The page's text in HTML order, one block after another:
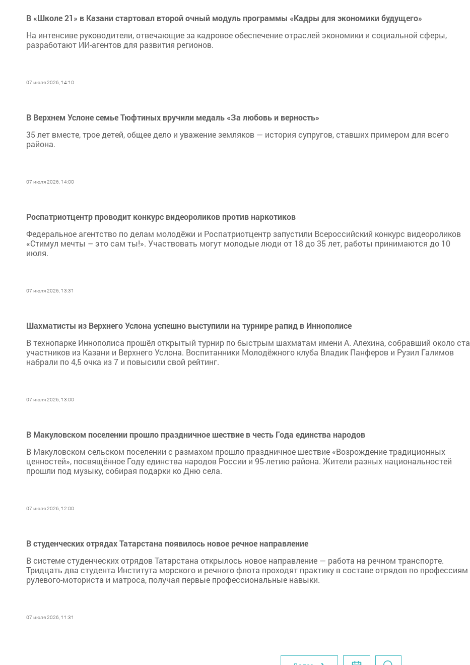
В «Школе 21» в Казани стартовал второй очный модуль программы «Кадры для экономики будущего»
На интенсиве руководители, отвечающие за кадровое обеспечение отраслей экономики и социальной сферы,
разработают ИИ-агентов для развития регионов.
07 июля 2026, 14:10
В Верхнем Услоне семье Тюфтиных вручили медаль «За любовь и верность»
35 лет вместе, трое детей, общее дело и уважение земляков — история супругов, ставших примером для всего
района.
07 июля 2026, 14:00
Роспатриотцентр проводит конкурс видеороликов против наркотиков
Федеральное агентство по делам молодёжи и Роспатриотцентр запустили Всероссийский конкурс видеороликов
«Стимул мечты – это сам ты!». Участвовать могут молодые люди от 18 до 35 лет, работы принимаются до 10
июля.
07 июля 2026, 13:31
Шахматисты из Верхнего Услона успешно выступили на турнире рапид в Иннополисе
В технопарке Иннополиса прошёл открытый турнир по быстрым шахматам имени А. Алехина, собравший около ста
участников из Казани и Верхнего Услона. Воспитанники Молодёжного клуба Владик Панферов и Рузил Галимов
набрали по 4,5 очка из 7 и повысили свой рейтинг.
07 июля 2026, 13:00
В Макуловском поселении прошло праздничное шествие в честь Года единства народов
В Макуловском сельском поселении с размахом прошло праздничное шествие «Возрождение традиционных
ценностей», посвящённое Году единства народов России и 95-летию района. Жители разных национальностей
прошли под музыку, собирая подарки ко Дню села.
07 июля 2026, 12:00
В студенческих отрядах Татарстана появилось новое речное направление
В системе студенческих отрядов Татарстана открылось новое направление — работа на речном транспорте.
Тридцать два студента Института морского и речного флота проходят практику в составе отрядов по профессиям
рулевого-моториста и матроса, получая первые профессиональные навыки.
07 июля 2026, 11:31